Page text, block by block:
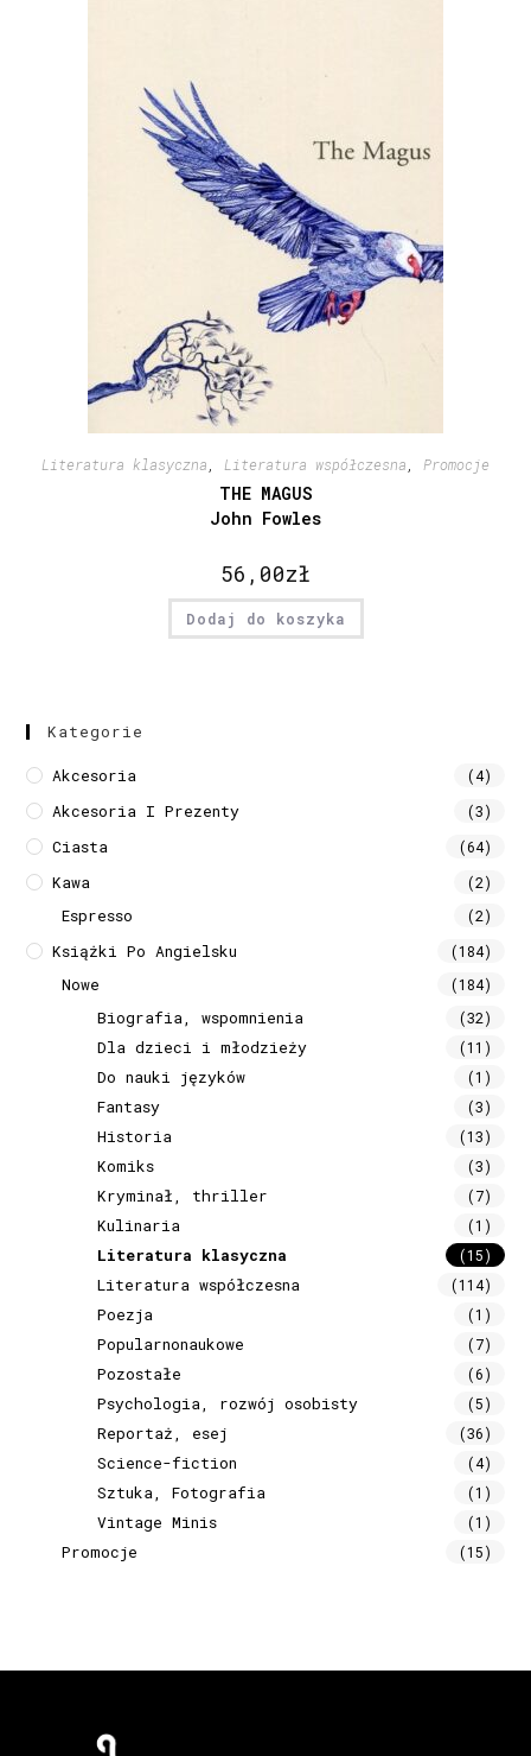
Literatura klasyczna Literatura współczesna Promocje
THE MAGUS
John Fowles
56,00zł
Dodaj do koszyka
Kategorie
Akcesoria (4)
Akcesoria I Prezenty (3)
Ciasta (64)
Kawa (2)
Espresso (2)
Książki Po Angielsku (184)
Nowe (184)
Biografia, wspomnienia (32)
Dla dzieci i młodzieży (11)
Do nauki języków (1)
Fantasy (3)
Historia (13)
Komiks (3)
Kryminał, thriller (7)
Kulinaria (1)
Literatura klasyczna (15)
Literatura współczesna (114)
Poezja (1)
Popularnonaukowe (7)
Pozostałe (6)
Psychologia, rozwój osobisty (5)
Reportaż, esej (36)
Science-fiction (4)
Sztuka, Fotografia (1)
Vintage Minis (1)
Promocje (15)